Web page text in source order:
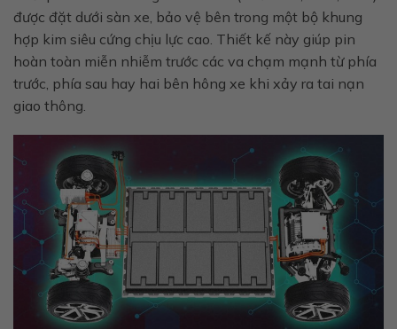
được đặt dưới sàn xe, bảo vệ bên trong một bộ khung
hợp kim siêu cứng chịu lực cao. Thiết kế này giúp pin
hoàn toàn miễn nhiễm trước các va chạm mạnh từ phía
trước, phía sau hay hai bên hông xe khi xảy ra tai nạn
giao thông.